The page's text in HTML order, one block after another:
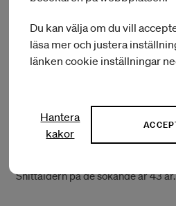
– De sökande är verksamma inom
verksamma inom musik utgör
ansökningarna.
– Män har sökt i något högre
konstområden. Män redovisar
än kvinnor.
Snittåldern på de sökande är 43 år.
Du kan välja om du vill
läsa mer och justera
länken cookie inställningar
Hantera
kakor